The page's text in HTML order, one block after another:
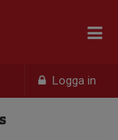
Logga in